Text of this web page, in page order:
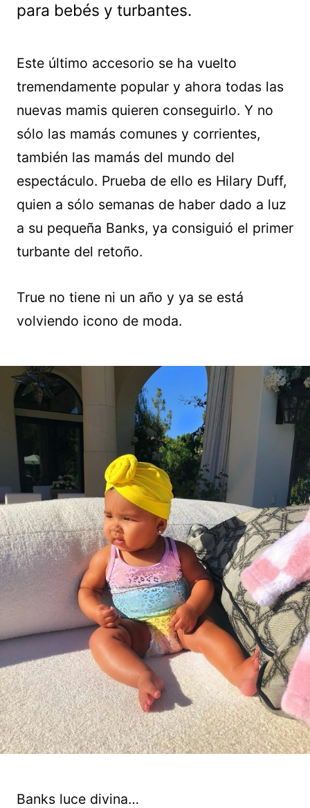
para bebés y turbantes.
Este último accesorio se ha vuelto
tremendamente popular y ahora todas las
nuevas mamis quieren conseguirlo. Y no
sólo las mamás comunes y corrientes,
también las mamás del mundo del
espectáculo. Prueba de ello es Hilary Duff,
quien a sólo semanas de haber dado a luz
a su pequeña Banks, ya consiguió el primer
turbante del retoño.
True no tiene ni un año y ya se está
volviendo icono de moda.
Banks luce divina…